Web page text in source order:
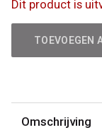
Dit product is
TOEVOEGEN
Omschrijving